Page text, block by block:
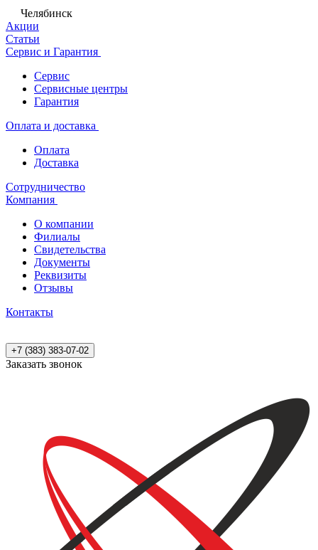
Челябинск
Акции
Статьи
Сервис и Гарантия
Сервис
Сервисные центры
Гарантия
Оплата и доставка
Оплата
Доставка
Сотрудничество
Компания
О компании
Филиалы
Свидетельства
Документы
Реквизиты
Отзывы
Контакты
+7 (383) 383-07-02
Заказать звонок